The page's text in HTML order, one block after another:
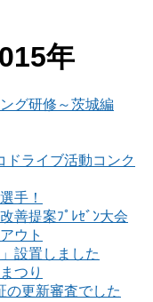
年
グ研修～茨城編
ドライブ活動コンク
手！
善提案ﾌﾟﾚｾﾞﾝ大会
ウト
設置しました
つり
の更新審査でした